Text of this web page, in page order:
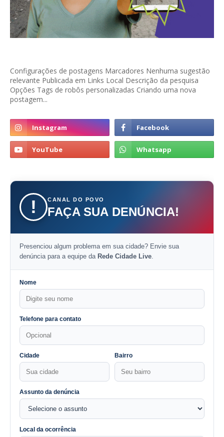
Configurações de postagens Marcadores Nenhuma sugestão
relevante Publicada em Links Local Descrição da pesquisa
Opções Tags de robôs personalizadas Criando uma nova
postagem...
! CANAL DO POVO
FAÇA SUA DENÚNCIA!
Presenciou algum problema em sua cidade? Envie sua
denúncia para a equipe da Rede Cidade Live
Nome
Telefone para contato
Cidade Bairro
Assunto da denúncia
Local da ocorrência